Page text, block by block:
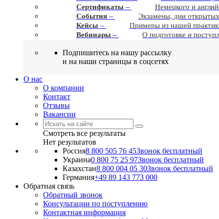
Сертификаты –
Немецкого и
События –
Экзамены, дни
Кейсы –
Примеры из нашей
Вебинары – О подготовке и
Подпишитесь на нашу рассылку
и на наши страницы в соцсетях
О нас
О компании
Контакт
Отзывы
Вакансии
Смотреть все результаты
Нет результатов
Россия8 800 505 76 45Звонок бесплатный
Украина0 800 75 25 97Звонок бесплатный
Казахстан8 800 004 05 30Звонок бесплатный
Германия+49 89 143 773 000
Обратная связь
Обратный звонок
Консультации по поступлению
Контактная информация